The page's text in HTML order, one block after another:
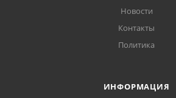
Новости
Контакты
Политика
ИНФОРМАЦИЯ